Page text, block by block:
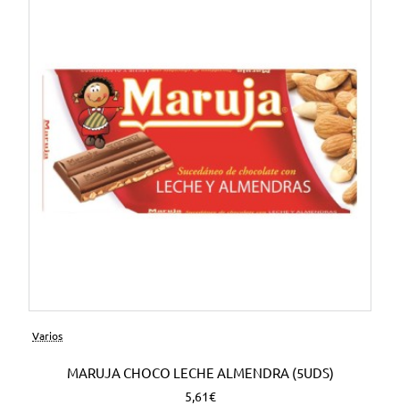
Varios
MARUJA CHOCO LECHE ALMENDRA (5UDS)
5,61€